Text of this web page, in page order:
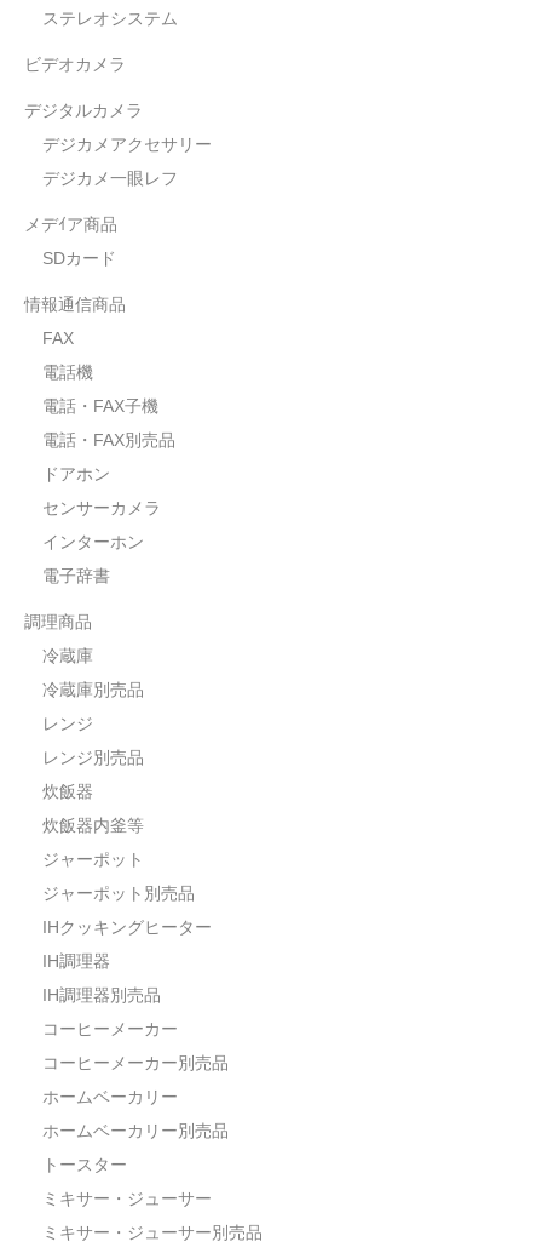
ステレオシステム
ビデオカメラ
デジタルカメラ
デジカメアクセサリー
デジカメ一眼レフ
メデｲア商品
SDカード
情報通信商品
FAX
電話機
電話・FAX子機
電話・FAX別売品
ドアホン
センサーカメラ
インターホン
電子辞書
調理商品
冷蔵庫
冷蔵庫別売品
レンジ
レンジ別売品
炊飯器
炊飯器内釜等
ジャーポット
ジャーポット別売品
IHクッキングヒーター
IH調理器
IH調理器別売品
コーヒーメーカー
コーヒーメーカー別売品
ホームベーカリー
ホームベーカリー別売品
トースター
ミキサー・ジューサー
ミキサー・ジューサー別売品